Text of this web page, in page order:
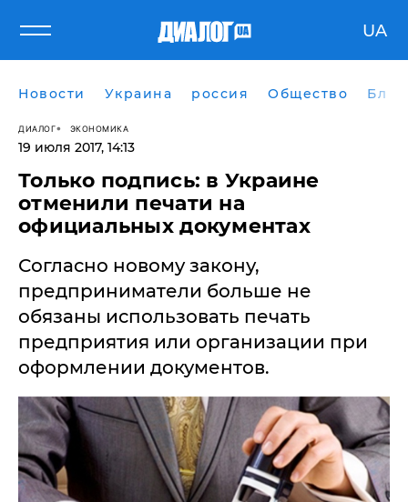
UA
Новости Украина россия Общество
ДИАЛОГ ЭКОНОМИКА
19 июля 2017, 14:13
Только подпись: в Украине
отменили печати на
официальных документах
Согласно новому закону,
предприниматели больше не
обязаны использовать печать
предприятия или организации при
оформлении документов.